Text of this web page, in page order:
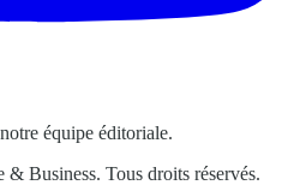
équipe éditoriale.
Business. Tous droits réservés.